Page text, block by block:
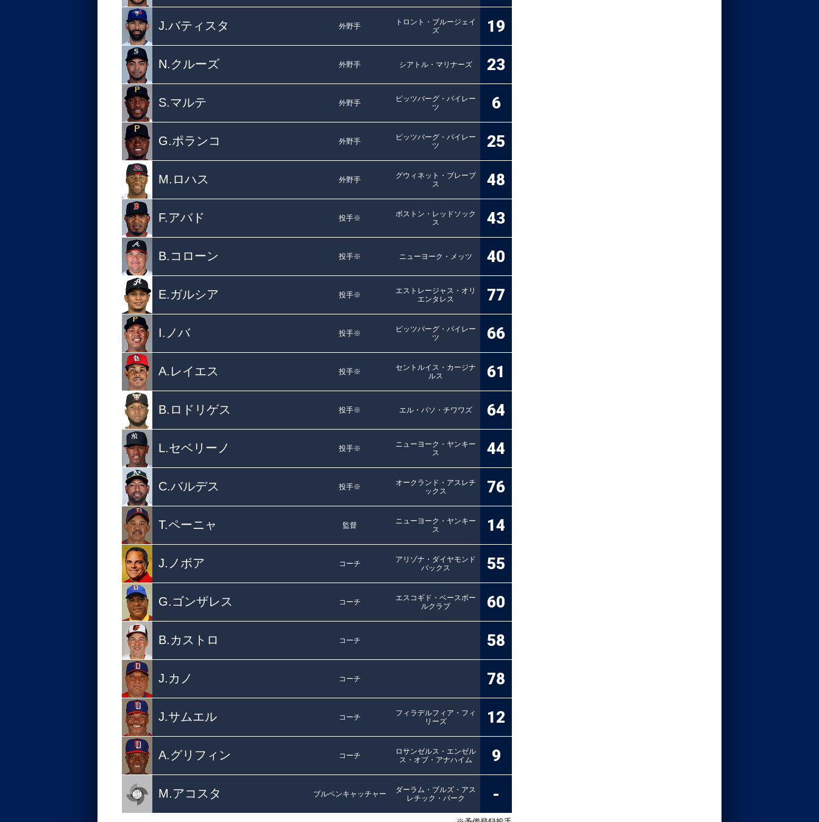
J.バティスタ 外野手
トロント・ブルージェイ
ズ
19
N.クルーズ 外野手 シアトル・マリナーズ 23
S.マルテ 外野手
ピッツバーグ・パイレー
ツ
6
G.ポランコ 外野手
ピッツバーグ・パイレー
ツ
25
M.ロハス 外野手
グウィネット・ブレーブ
ス
48
F.アバド 投手※
ボストン・レッドソック
ス
43
B.コローン 投手※ ニューヨーク・メッツ 40
E.ガルシア 投手※
エストレージャス・オリ
エンタレス
77
I.ノバ 投手※
ピッツバーグ・パイレー
ツ
66
A.レイエス 投手※
セントルイス・カージナ
ルス
61
B.ロドリゲス 投手※ エル・パソ・チワワズ 64
L.セベリーノ 投手※
ニューヨーク・ヤンキー
ス
44
C.バルデス 投手※
オークランド・アスレチ
ックス
76
T.ペーニャ 監督
ニューヨーク・ヤンキー
ス
14
J.ノボア コーチ
アリゾナ・ダイヤモンド
バックス
55
G.ゴンザレス コーチ
エスコギド・ベースボー
ルクラブ
60
B.カストロ コーチ 58
J.カノ コーチ 78
J.サムエル コーチ
フィラデルフィア・フィ
リーズ
12
A.グリフィン コーチ
ロサンゼルス・エンゼル
ス・オブ・アナハイム
9
M.アコスタ ブルペンキャッチャー
ダーラム・ブルズ・アス
レチック・パーク
-